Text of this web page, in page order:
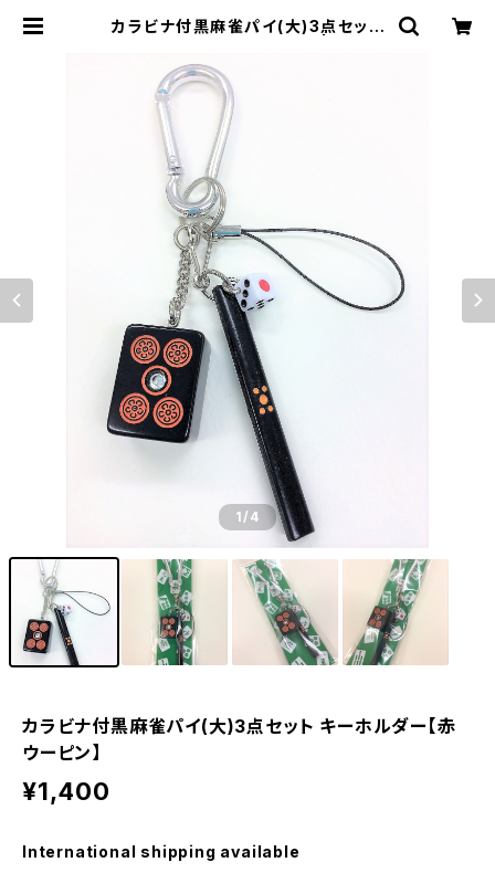
カラビナ付黒麻雀パイ(大)3点セット
屋どっとこむ ONLINE SHOP
1/4
カラビナ付黒麻雀パイ(大)3点セット キーホルダー【赤
ウーピン】
¥1,400
International shipping available